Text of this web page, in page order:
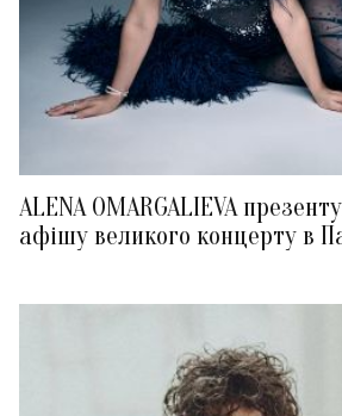
ALENA OMARGALIEVA
афішу великого концерту в